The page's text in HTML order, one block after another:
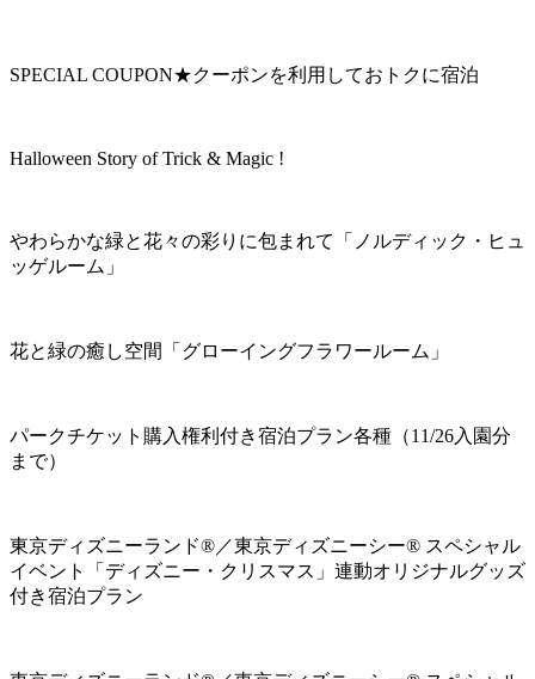
SPECIAL COUPON★クーポンを利用しておトクに宿泊
Halloween Story of Trick & Magic !
やわらかな緑と花々の彩りに包まれて「ノルディック・ヒュ
ッゲルーム」
花と緑の癒し空間「グローイングフラワールーム」
パークチケット購入権利付き宿泊プラン各種（11/26入園分
まで）
東京ディズニーランド®／東京ディズニーシー® スペシャル
イベント「ディズニー・クリスマス」連動オリジナルグッズ
付き宿泊プラン